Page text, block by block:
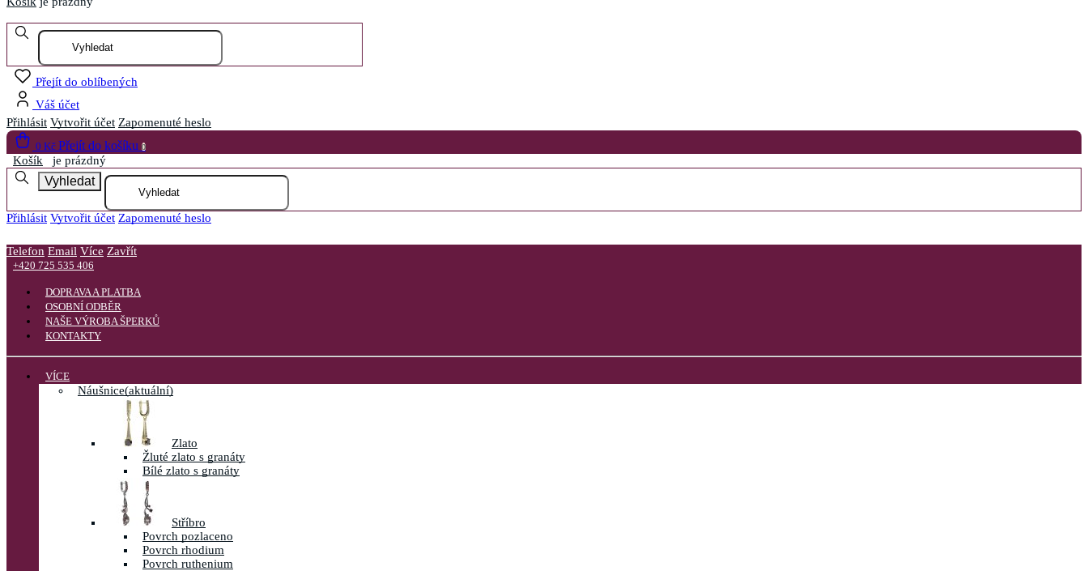
Přejít do oblíbených
Váš účet
Přihlásit Vytvořit účet Zapomenuté heslo
0 Kč Přejít do košíku 0
Košík je prázdný
Vyhledat
Přihlásit Vytvořit účet Zapomenuté heslo
Telefon Email Více Zavřít
+420 725 535 406
DOPRAVA A PLATBA
OSOBNÍ ODBĚR
NAŠE VÝROBA ŠPERKŮ
KONTAKTY
VÍCE
Náušnice(aktuální)
Zlato
Žluté zlato s granáty
Bílé zlato s granáty
Stříbro
Povrch pozlaceno
Povrch rhodium
Povrch ruthenium